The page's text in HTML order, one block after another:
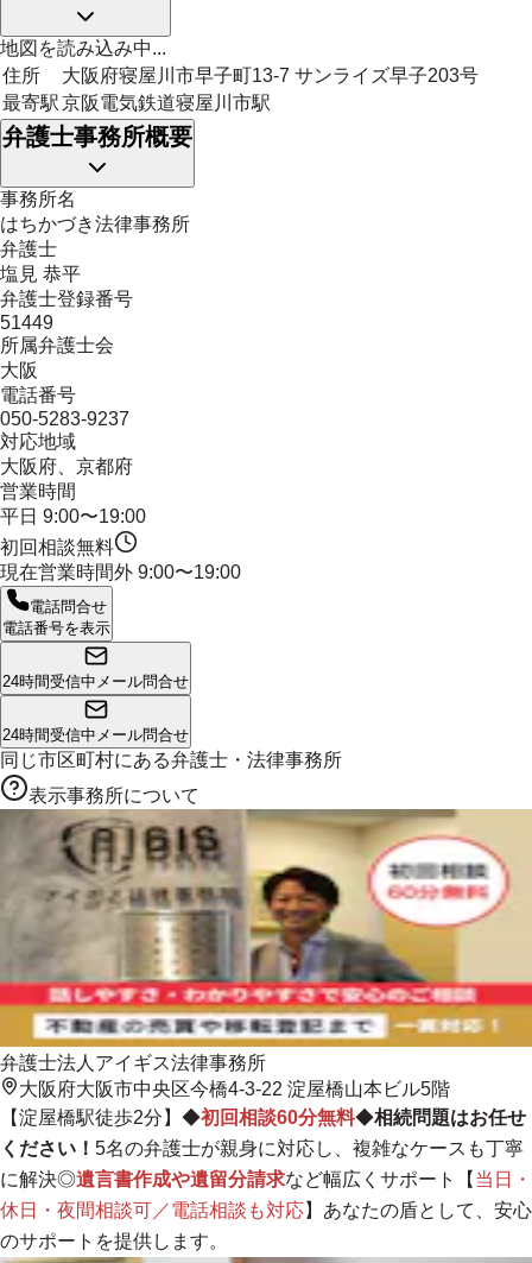
地図を読み込み中...
住所
大阪府寝屋川市早子町13-7 サンライズ早子203号
最寄駅京阪電気鉄道寝屋川市駅
弁護士事務所概要
事務所名
はちかづき法律事務所
弁護士
塩見 恭平
弁護士登録番号
51449
所属弁護士会
大阪
電話番号
050-5283-9237
対応地域
大阪府、京都府
営業時間
平日 9:00〜19:00
初回相談無料
現在営業時間外 9:00〜19:00
電話問合せ
電話番号を表示
24時間受信中 メール問合せ
24時間受信中 メール問合せ
同じ市区町村にある弁護士・法律事務所
表示事務所について
弁護士法人アイギス法律事務所
大阪府大阪市中央区今橋4-3-22 淀屋橋山本ビル5階
【淀屋橋駅徒歩2分】◆初回相談60分無料◆相続問題はお任せ
ください！ 5名の弁護士が親身に対応し、複雑なケースも丁寧
に解決◎遺言書作成や遺留分請求など幅広くサポート【 当日・
休日・夜間相談可／電話相談も対応】あなたの盾として、安心
のサポートを提供します。